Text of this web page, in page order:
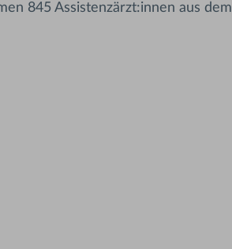
845 Assistenzärzt:innen aus dem